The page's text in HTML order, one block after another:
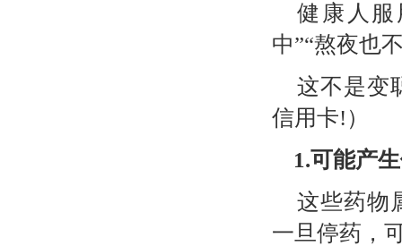
健康人
中”“熬夜也
这不是变
信用卡! ）
1.可能产
这些药物
一旦停药，